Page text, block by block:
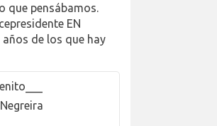
que pensábamos.
EN
años de los que hay